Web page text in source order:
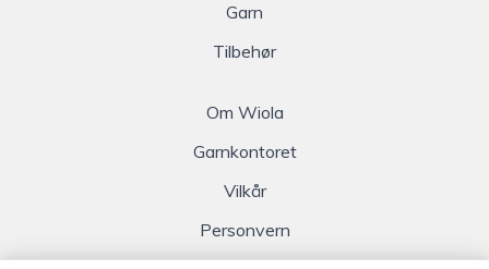
Garn
Tilbehør
Om Wiola
Garnkontoret
Vilkår
Personvern